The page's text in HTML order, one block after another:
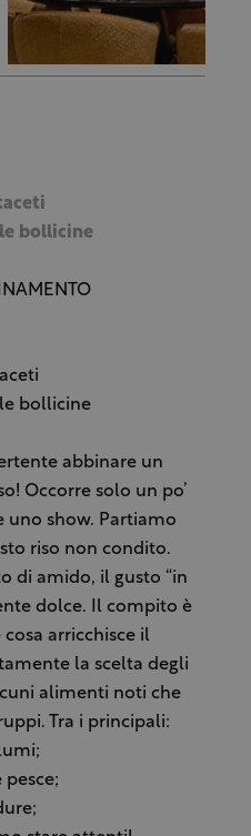
bollicine
bollicine
abbinare un
Occorre solo un po’
uno show. Partiamo
riso non condito.
di amido, il gusto “in
dolce. Il compito è
arricchisce il
la scelta degli
alimenti noti che
Tra i principali: